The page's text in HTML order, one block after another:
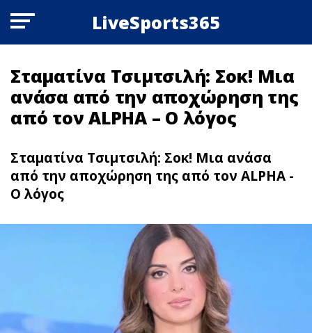
LiveSports365
Σταματίνα Τσιμτσιλή: Σοκ! Μια
ανάσα από την αποχώρηση της
από τον ALPHA – O λόγος
Σταματίνα Τσιμτσιλή: Σοκ! Μια ανάσα
από την αποχώρηση της από τον ALPHA -
O λόγος